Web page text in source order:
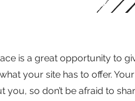
is a great opportunity to
your site has to offer.
you, so don’t be afraid to